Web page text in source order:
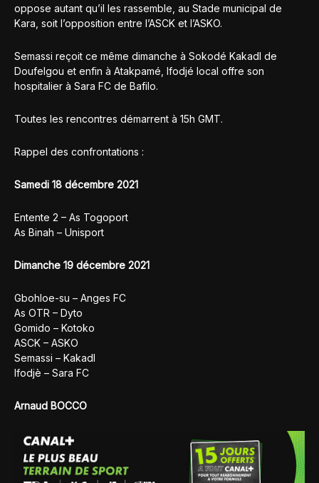
oppose autant qu’il les rassemble, au Stade municipal de
Kara, soit l’opposition entre l’ASCK et l’ASKO.
Semassi reçoit ce même dimanche à Sokodé Kakadl de
Doufelgou et enfin à Atakpamé, Ifodjé local offre son
hospitalier à Sara FC de Bafilo.
Toutes les rencontres démarrent à 15h GMT.
Rappel des confrontations :
Samedi 18 décembre 2021
Entente 2 – As Togoport
As Binah – Unisport
Dimanche 19 décembre 2021
Gbohloe-su – Anges FC
As OTR – Dyto
Gomido – Kotoko
ASCK – ASKO
Semassi – Kakadl
Ifodjè – Sara FC
Arnaud BOCCO